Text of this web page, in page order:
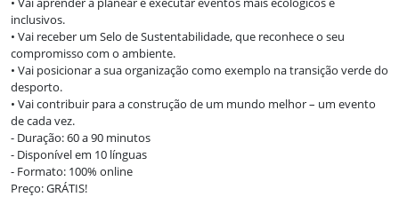
inclusivos.
• Vai receber um Selo de Sustentabilidade, que reconhece o seu
compromisso com o ambiente.
• Vai posicionar a sua organização como exemplo na transição verde do
desporto.
• Vai contribuir para a construção de um mundo melhor – um evento
de cada vez.
- Duração: 60 a 90 minutos
- Disponível em 10 línguas
- Formato: 100% online
Preço: GRÁTIS!